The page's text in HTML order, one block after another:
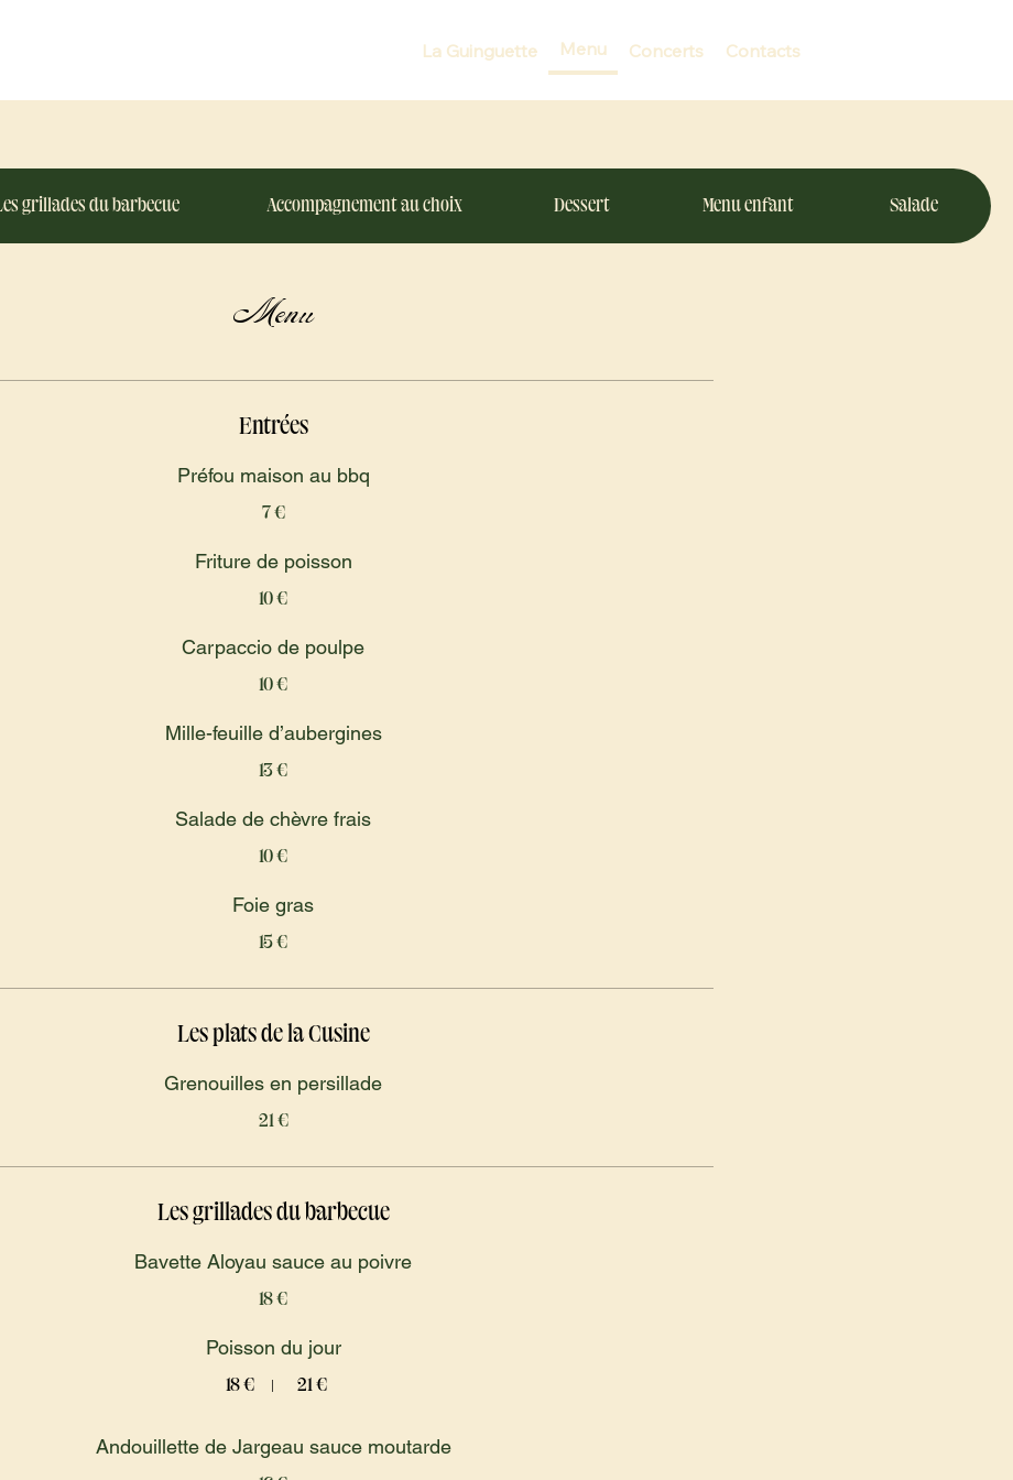
La Guinguette Menu Concerts Contacts
Les grillades du barbecue Accompagnement au choix Dessert Menu enfant Salade
Menu
Entrées
Préfou maison au bbq
7 €
Friture de poisson
10 €
Carpaccio de poulpe
10 €
Mille-feuille d’aubergines
13 €
Salade de chèvre frais
10 €
Foie gras
15 €
Les plats de la Cusine
Grenouilles en persillade
21 €
Les grillades du barbecue
Bavette Aloyau sauce au poivre
18 €
Poisson du jour
18 € 21 €
Andouillette de Jargeau sauce moutarde